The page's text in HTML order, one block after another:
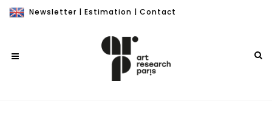
Newsletter | Estimation | Contact